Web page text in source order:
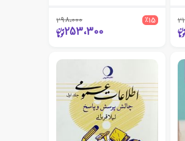
٪15 298،000
253،300